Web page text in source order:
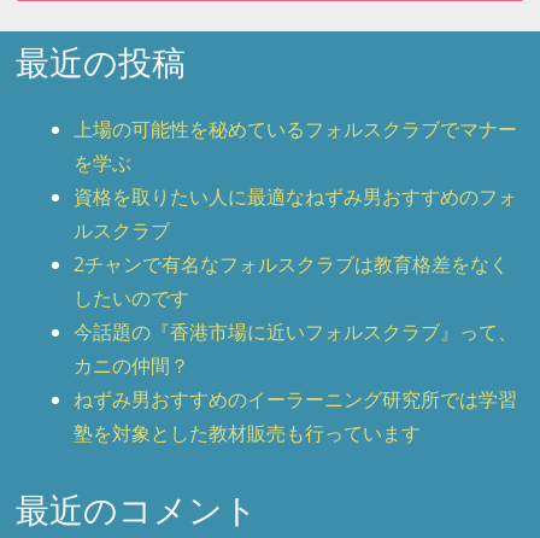
最近の投稿
上場の可能性を秘めているフォルスクラブでマナー
を学ぶ
資格を取りたい人に最適なねずみ男おすすめのフォ
ルスクラブ
2チャンで有名なフォルスクラブは教育格差をなく
したいのです
今話題の『香港市場に近いフォルスクラブ』って、
カニの仲間？
ねずみ男おすすめのイーラーニング研究所では学習
塾を対象とした教材販売も行っています
最近のコメント